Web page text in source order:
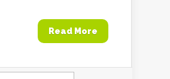
Read More